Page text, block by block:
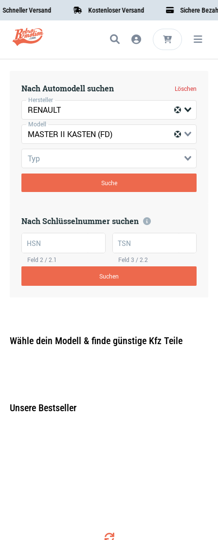
Versand Kostenloser Versand Sichere
Nach Automodell suchen
Löschen
Hersteller
RENAULT
Modell
MASTER II KASTEN (FD)
Typ
Suche
Nach Schlüsselnummer suchen
HSN
Feld 2 / 2.1
TSN
Feld 3 / 2.2
Suchen
Wähle dein Modell & finde günstige Kfz Teile
Unsere Bestseller